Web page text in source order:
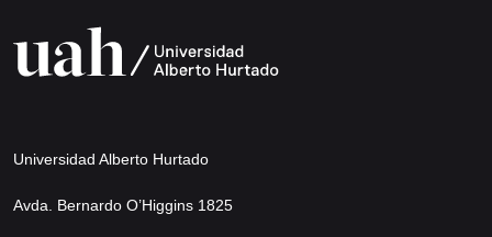
Universidad Alberto Hurtado
Avda. Bernardo O’Higgins 1825